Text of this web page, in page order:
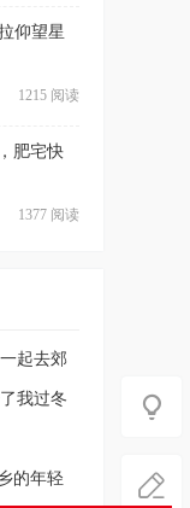
仰望星
1215 阅读
肥宅快
1377 阅读
起去郊
我过冬
的年轻